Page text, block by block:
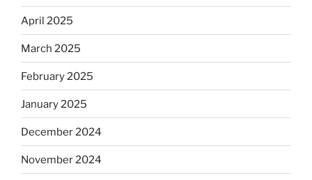
April 2025
March 2025
February 2025
January 2025
December 2024
November 2024